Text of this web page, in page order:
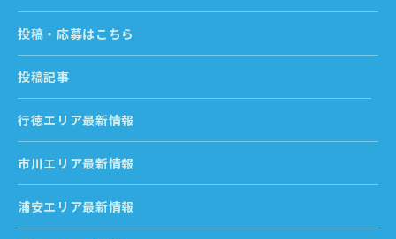
投稿・応募はこちら
投稿記事
行徳エリア最新情報
市川エリア最新情報
浦安エリア最新情報